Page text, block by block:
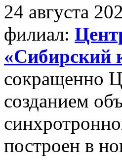
24 августа
филиал:
«Сибирский
сокращенно
созданием
построен в